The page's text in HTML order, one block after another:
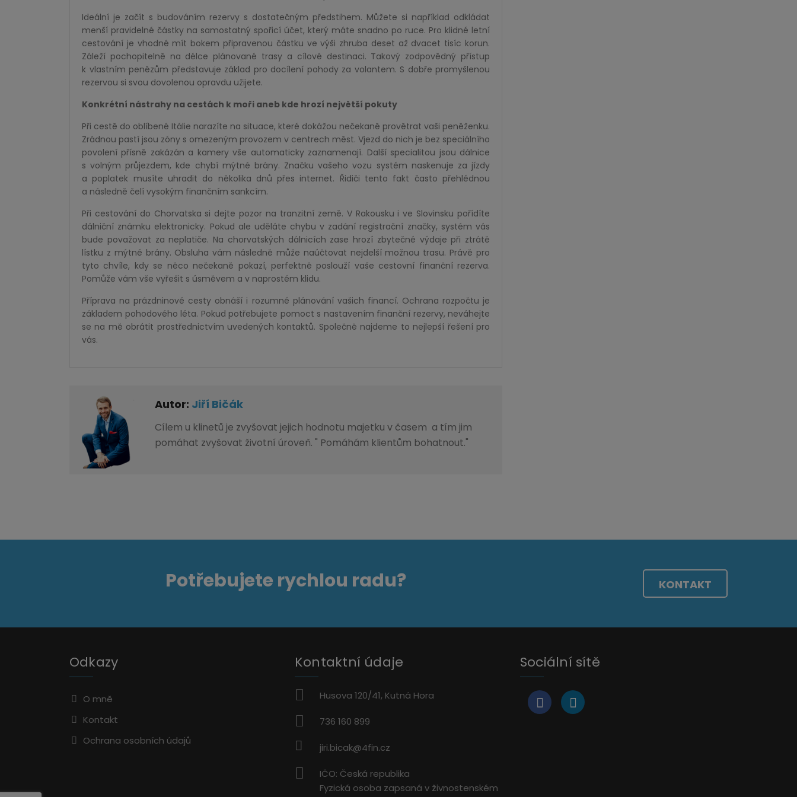
Ideální je začít s budováním rezervy s dostatečným předstihem. Můžete si například odkládat
menší pravidelné částky na samostatný spořicí účet, který máte snadno po ruce. Pro klidné letní
cestování je vhodné mít bokem připravenou částku ve výši zhruba deset až dvacet tisíc korun.
Záleží pochopitelně na délce plánované trasy a cílové destinaci. Takový zodpovědný přístup
k vlastním penězům představuje základ pro docílení pohody za volantem. S dobře promyšlenou
rezervou si svou dovolenou opravdu užijete.
Konkrétní nástrahy na cestách k moři aneb kde hrozí největší pokuty
Při cestě do oblíbené Itálie narazíte na situace, které dokážou nečekaně provětrat vaši peněženku.
Zrádnou pastí jsou zóny s omezeným provozem v centrech měst. Vjezd do nich je bez speciálního
povolení přísně zakázán a kamery vše automaticky zaznamenají. Další specialitou jsou dálnice
s volným průjezdem, kde chybí mýtné brány. Značku vašeho vozu systém naskenuje za jízdy
a poplatek musíte uhradit do několika dnů přes internet. Řidiči tento fakt často přehlédnou
a následně čelí vysokým finančním sankcím.
Při cestování do Chorvatska si dejte pozor na tranzitní země. V Rakousku i ve Slovinsku pořídíte
dálniční známku elektronicky. Pokud ale uděláte chybu v zadání registrační značky, systém vás
bude považovat za neplatiče. Na chorvatských dálnicích zase hrozí zbytečné výdaje při ztrátě
lístku z mýtné brány. Obsluha vám následně může naúčtovat nejdelší možnou trasu. Právě pro
tyto chvíle, kdy se něco nečekaně pokazí, perfektně poslouží vaše cestovní finanční rezerva.
Pomůže vám vše vyřešit s úsměvem a v naprostém klidu.
Příprava na prázdninové cesty obnáší i rozumné plánování vašich financí. Ochrana rozpočtu je
základem pohodového léta. Pokud potřebujete pomoct s nastavením finanční rezervy, neváhejte
se na mě obrátit prostřednictvím uvedených kontaktů. Společně najdeme to nejlepší řešení pro
vás.
Autor: Jiří Bičák
Cílem u klinetů je zvyšovat jejich hodnotu majetku v časem a tím jim
pomáhat zvyšovat životní úroveň. " Pomáhám klientům bohatnout."
Potřebujete rychlou radu? KONTAKT
Odkazy
O mně
Kontakt
Ochrana osobních údajů
Kontaktní údaje
Husova 120/41, Kutná Hora
736 160 899
jiri.bicak@4fin.cz
IČO: Česká republika
Fyzická osoba zapsaná v živnostenském
Sociální sítě